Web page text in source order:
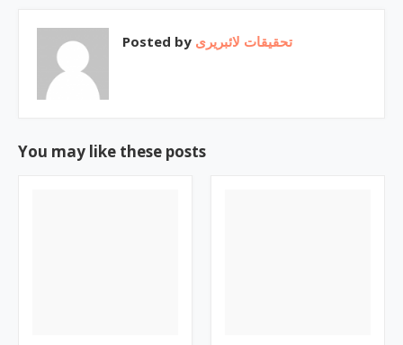
Posted by تحقیقات لائبریری
You may like these posts